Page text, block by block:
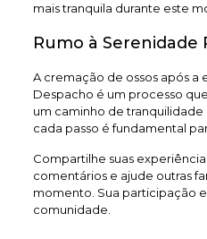
mais tranquila durante este
Rumo à Serenidade
A cremação de ossos após a
Despacho é um processo
um caminho de
cada passo é fundamental
Compartilhe suas
comentários e ajude outras
momento. Sua participação
comunidade.